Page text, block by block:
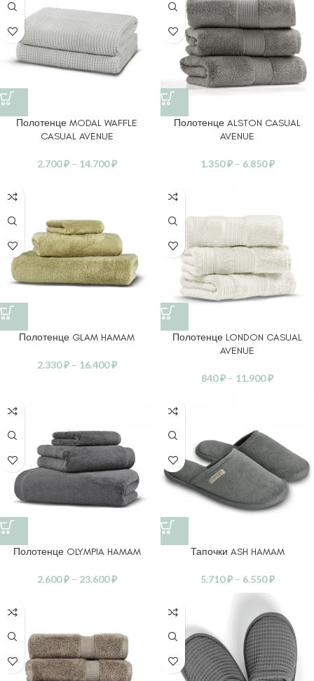
Полотенце MODAL WAFFLE
CASUAL AVENUE
2.700₽ – 14.700₽
Полотенце ALSTON CASUAL
AVENUE
1.350₽ – 6.850₽
Полотенце GLAM HAMAM
2.330₽ – 16.400₽
Полотенце LONDON CASUAL
AVENUE
840₽ – 11.900₽
Полотенце OLYMPIA HAMAM
2.600₽ – 23.600₽
Тапочки ASH HAMAM
5.710₽ – 6.550₽